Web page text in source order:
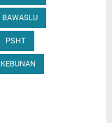
BAWASLU
PSHT